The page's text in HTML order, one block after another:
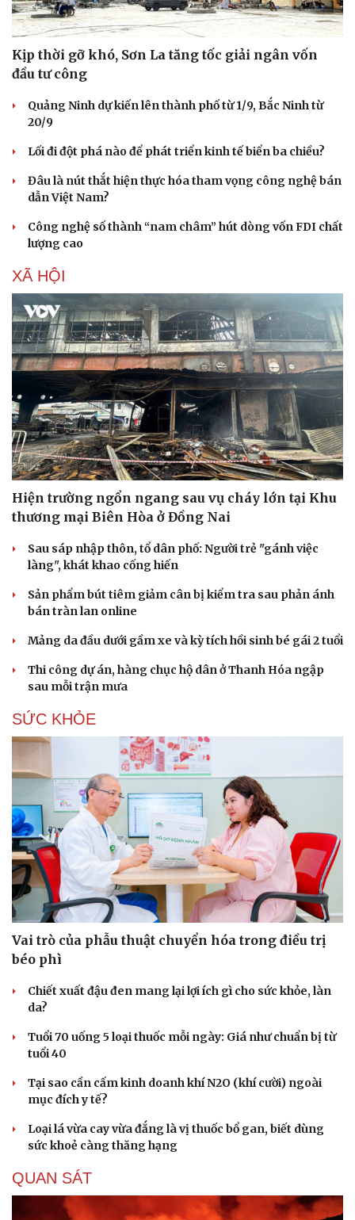
Du lịch
Săn Tour
check-in
Podcast
Đọc truyện đêm khuya
Kịp thời gỡ khó, Sơn La tăng tốc giải ngân vốn
đầu tư công
Quảng Ninh dự kiến lên thành phố từ 1/9, Bắc Ninh từ
20/9
Lối đi đột phá nào để phát triển kinh tế biển ba chiều?
Đâu là nút thắt hiện thực hóa tham vọng công nghệ bán
dẫn Việt Nam?
Công nghệ số thành “nam châm” hút dòng vốn FDI chất
lượng cao
XÃ HỘI
Hiện trường ngổn ngang sau vụ cháy lớn tại Khu
thương mại Biên Hòa ở Đồng Nai
Sau sáp nhập thôn, tổ dân phố: Người trẻ "gánh việc
làng", khát khao cống hiến
Sản phẩm bút tiêm giảm cân bị kiểm tra sau phản ánh
bán tràn lan online
Mảng da đầu dưới gầm xe và kỳ tích hồi sinh bé gái 2 tuổi
Thi công dự án, hàng chục hộ dân ở Thanh Hóa ngập
sau mỗi trận mưa
SỨC KHỎE
Vai trò của phẫu thuật chuyển hóa trong điều trị
béo phì
Chiết xuất đậu đen mang lại lợi ích gì cho sức khỏe, làn
da?
Tuổi 70 uống 5 loại thuốc mỗi ngày: Giá như chuẩn bị từ
tuổi 40
Tại sao cần cấm kinh doanh khí N2O (khí cười) ngoài
mục đích y tế?
Loại lá vừa cay vừa đắng là vị thuốc bổ gan, biết dùng
sức khoẻ càng thăng hạng
QUAN SÁT